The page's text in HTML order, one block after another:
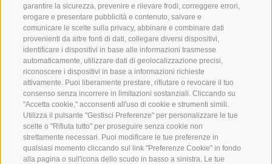
garantire la sicurezza, prevenire e rilevare frodi, correggere errori,
erogare e presentare pubblicità e contenuto, salvare e
comunicare le scelte sulla privacy, abbinare e combinare dati
provenienti da altre fonti di dati, collegare diversi dispositivi,
identificare i dispositivi in base alle informazioni trasmesse
automaticamente, utilizzare dati di geolocalizzazione precisi,
riconoscere i dispositivi in base a informazioni richieste
attivamente. Puoi liberamente prestare, rifiutare o revocare il tuo
consenso senza incorrere in limitazioni sostanziali. Cliccando su
"Accetta cookie," acconsenti all'uso di cookie e strumenti simili.
Utilizza il pulsante "Gestisci Preferenze" per personalizzare le tue
scelte o "Rifiuta tutto" per proseguire senza cookie non
strettamente necessari. Puoi modificare le tue preferenze in
qualsiasi momento cliccando sul link "Preferenze Cookie" in fondo
alla pagina o sull'icona dello scudo in basso a sinistra. Le tue
360° VIEW
FOTO & VIDEO
EVENTI